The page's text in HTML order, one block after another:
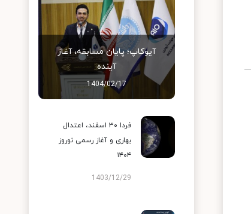
آیوکاپ؛ پایان مسابقه، آغاز
آینده
1404/02/17
فردا ۳۰ اسفند، اعتدال
بهاری و آغاز رسمی نوروز
۱۴۰۴
1403/12/29